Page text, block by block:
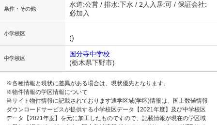
条件・その他
水道:公営 / 排水:下水 / 2人入居:可 / 保証会社:
必加入
小学校区
()
中学校区
国分寺中学校
(栃木県下野市)
※各種情報と現状に差異がある場合は、現状優先となります。
※物件情報の学区情報について
当サイト物件情報に記載されております通学区域(学区)情報は、国土数値情報
ダウンロードサービスが提供する小学校区データ【2021年度】及び中学校区
データ【2021年度】を元に加工したものですので、記載情報が現在の学区域